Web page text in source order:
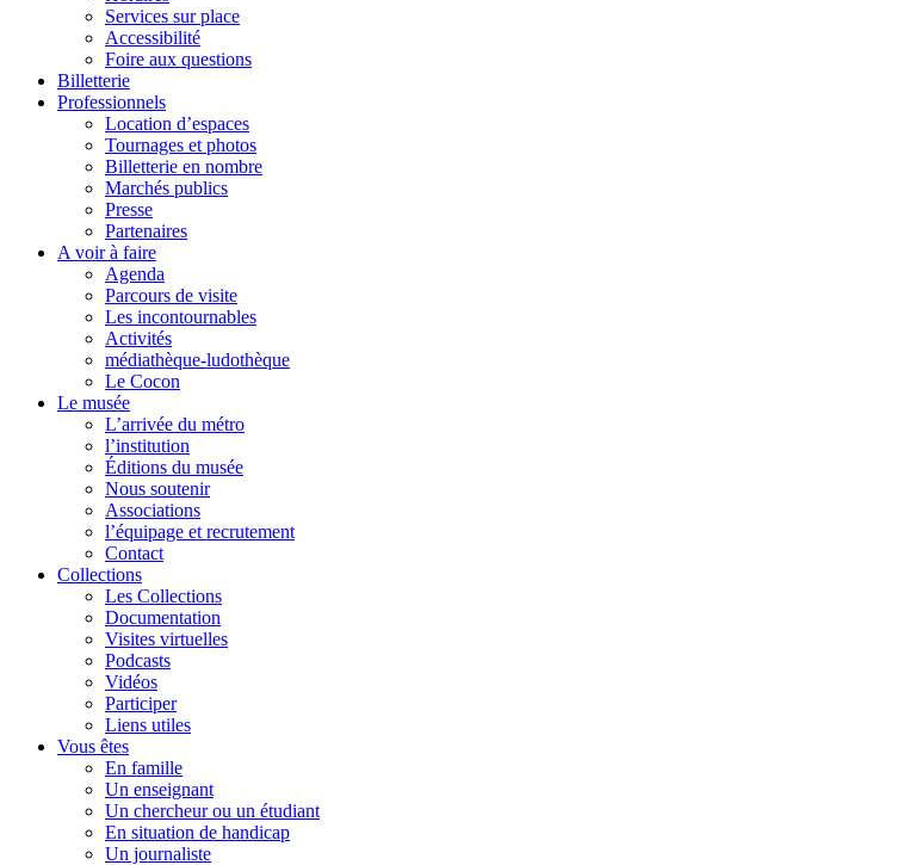
Services sur place
Accessibilité
Foire aux questions
Billetterie
Professionnels
Location d’espaces
Tournages et photos
Billetterie en nombre
Marchés publics
Presse
Partenaires
A voir à faire
Agenda
Parcours de visite
Les incontournables
Activités
médiathèque-ludothèque
Le Cocon
Le musée
L’arrivée du métro
l’institution
Éditions du musée
Nous soutenir
Associations
l’équipage et recrutement
Contact
Collections
Les Collections
Documentation
Visites virtuelles
Podcasts
Vidéos
Participer
Liens utiles
Vous êtes
En famille
Un enseignant
Un chercheur ou un étudiant
En situation de handicap
Un journaliste